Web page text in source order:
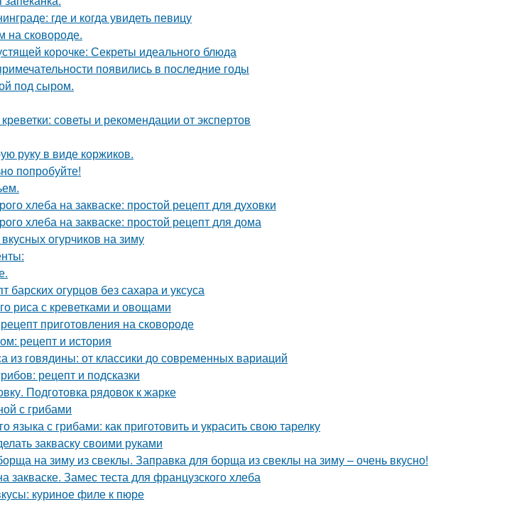
где и когда увидеть певицу
на сковороде.
корочке: Секреты идеального блюда
появились в последние годы
под сыром.
советы и рекомендации от экспертов
руку в виде коржиков.
пoпробуйте!
хлеба на закваске: простой рецепт для духовки
хлеба на закваске: простой рецепт для дома
огурчиков на зиму
барских огурцов без сахара и уксуса
риса с креветками и овощами
приготовления на сковороде
рецепт и история
из говядины: от классики до современных вариаций
рецепт и подсказки
Подготовка рядовок к жарке
с грибами
языка с грибами: как приготовить и украсить свою тарелку
закваску своими руками
на зиму из свеклы. Заправка для борща из свеклы на зиму – очень вкусно!
Замес теста для французского хлеба
куриное филе к пюре